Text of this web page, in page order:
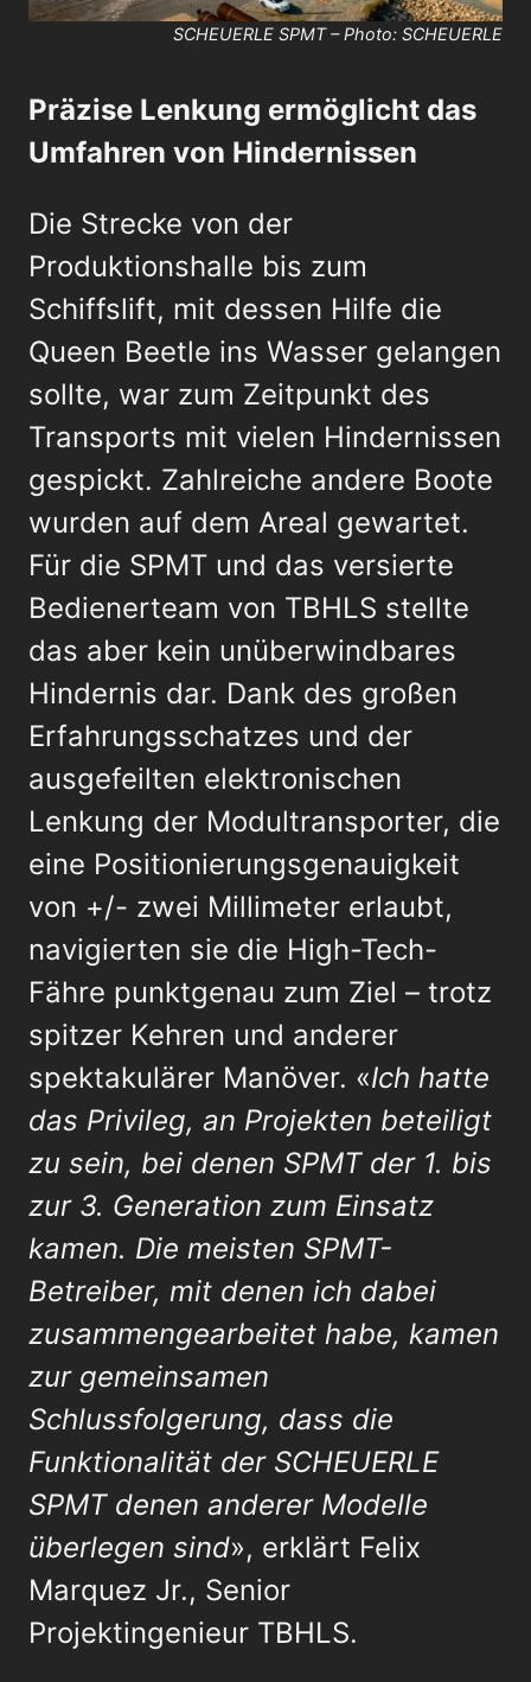
SCHEUERLE SPMT – Photo: SCHEUERLE
Präzise Lenkung ermöglicht das
Umfahren von Hindernissen
Die Strecke von der
Produktionshalle bis zum
Schiffslift, mit dessen Hilfe die
Queen Beetle ins Wasser gelangen
sollte, war zum Zeitpunkt des
Transports mit vielen Hindernissen
gespickt. Zahlreiche andere Boote
wurden auf dem Areal gewartet.
Für die SPMT und das versierte
Bedienerteam von TBHLS stellte
das aber kein unüberwindbares
Hindernis dar. Dank des großen
Erfahrungsschatzes und der
ausgefeilten elektronischen
Lenkung der Modultransporter, die
eine Positionierungsgenauigkeit
von +/- zwei Millimeter erlaubt,
navigierten sie die High-Tech-
Fähre punktgenau zum Ziel – trotz
spitzer Kehren und anderer
spektakulärer Manöver. «Ich hatte
das Privileg, an Projekten beteiligt
zu sein, bei denen SPMT der 1. bis
zur 3. Generation zum Einsatz
kamen. Die meisten SPMT-
Betreiber, mit denen ich dabei
zusammengearbeitet habe, kamen
zur gemeinsamen
Schlussfolgerung, dass die
Funktionalität der SCHEUERLE
SPMT denen anderer Modelle
überlegen sind», erklärt Felix
Marquez Jr., Senior
Projektingenieur TBHLS.